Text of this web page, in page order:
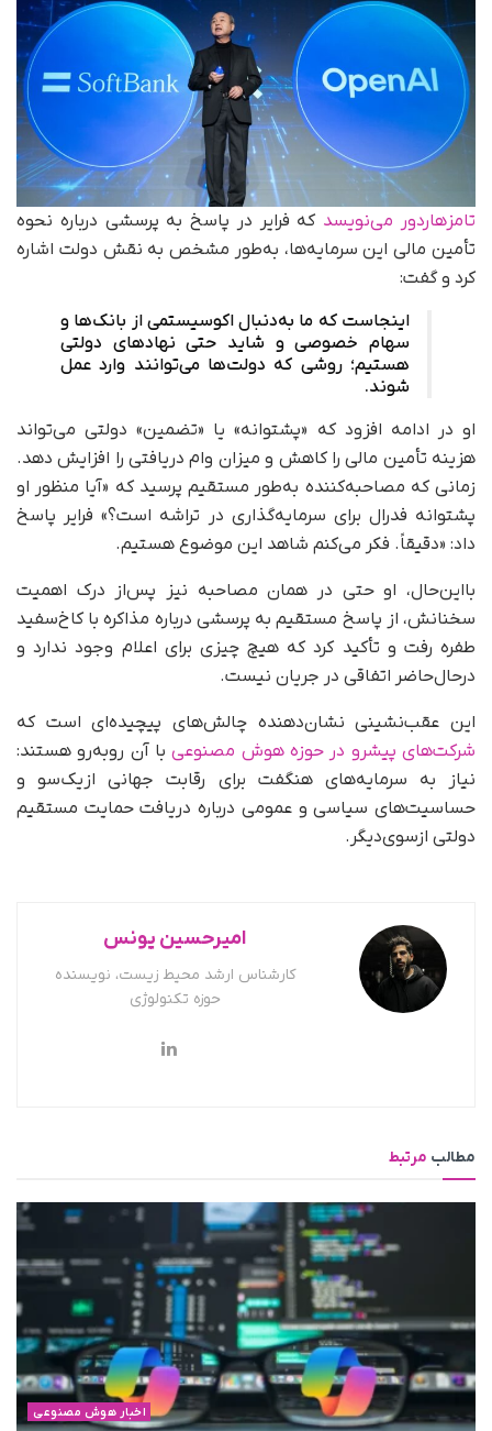
تامزهاردور می‌نویسد که فرایر در پاسخ به پرسشی درباره نحوه
تأمین مالی این سرمایه‌ها، به‌طور مشخص به نقش دولت اشاره
کرد و گفت:
اینجاست که ما به‌دنبال اکوسیستمی از بانک‌ها و
سهام خصوصی و شاید حتی نهادهای دولتی
هستیم؛ روشی که دولت‌ها می‌توانند وارد عمل
شوند.
او در ادامه افزود که «پشتوانه» یا «تضمین» دولتی می‌تواند
هزینه تأمین مالی را کاهش و میزان وام دریافتی را افزایش دهد.
زمانی که مصاحبه‌کننده به‌طور مستقیم پرسید که «آیا منظور او
پشتوانه فدرال برای سرمایه‌گذاری در تراشه است؟» فرایر پاسخ
داد: «دقیقاً. فکر می‌کنم شاهد این موضوع هستیم.
بااین‌حال، او حتی در همان مصاحبه نیز پس‌از درک اهمیت
سخنانش، از پاسخ مستقیم به پرسشی درباره مذاکره با کاخ‌سفید
طفره رفت و تأکید کرد که هیچ چیزی برای اعلام وجود ندارد و
درحال‌حاضر اتفاقی در جریان نیست.
این عقب‌نشینی نشان‌دهنده چالش‌های پیچیده‌ای است که
شرکت‌های پیشرو در حوزه هوش مصنوعیبا آن روبه‌رو هستند:
نیاز به سرمایه‌های هنگفت برای رقابت جهانی ازیک‌سو و
حساسیت‌های سیاسی و عمومی درباره دریافت حمایت مستقیم
دولتی ازسوی‌دیگر.
امیرحسین یونس
کارشناس ارشد محیط زیست، نویسنده
حوزه تکنولوژی
مطالب مرتبط
اخبار هوش مصنوعی